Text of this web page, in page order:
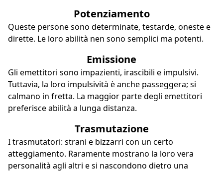
Potenziamento
Queste persone sono determinate, testarde, oneste e
dirette. Le loro abilità nen sono semplici ma potenti.
Emissione
Gli emettitori sono impazienti, irascibili e impulsivi.
Tuttavia, la loro impulsività è anche passeggera; si
calmano in fretta. La maggior parte degli emettitori
preferisce abilità a lunga distanza.
Trasmutazione
I trasmutatori: strani e bizzarri con un certo
atteggiamento. Raramente mostrano la loro vera
personalità agli altri e si nascondono dietro una